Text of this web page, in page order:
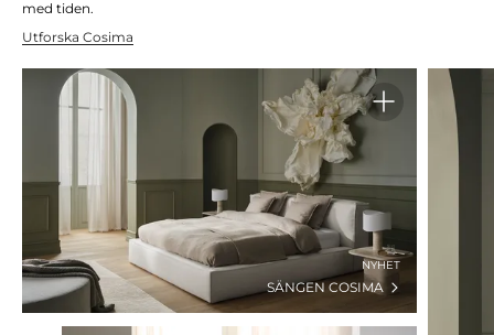
med tiden.
Utforska Cosima
NYHET
SÄNGEN COSIMA